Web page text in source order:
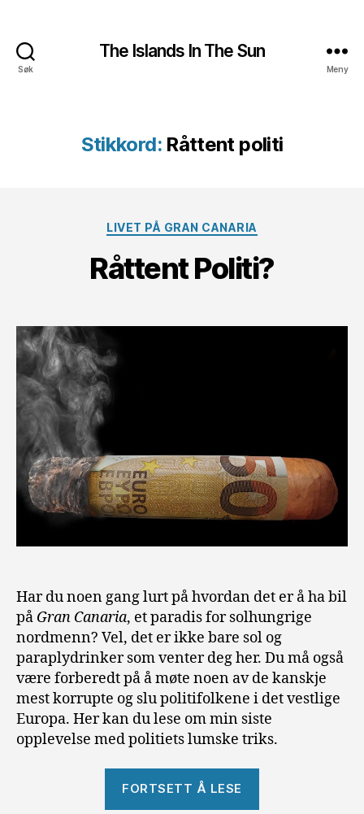
Søk
The Islands In The Sun
Meny
Stikkord: Råttent politi
Kategorier
LIVET PÅ GRAN CANARIA
Råttent Politi?
Har du noen gang lurt på hvordan det er å ha bil
på Gran Canaria, et paradis for solhungrige
nordmenn? Vel, det er ikke bare sol og
paraplydrinker som venter deg her. Du må også
være forberedt på å møte noen av de kanskje
mest korrupte og slu politifolkene i det vestlige
Europa. Her kan du lese om min siste
opplevelse med politiets lumske triks.
FORTSETT Å LESE